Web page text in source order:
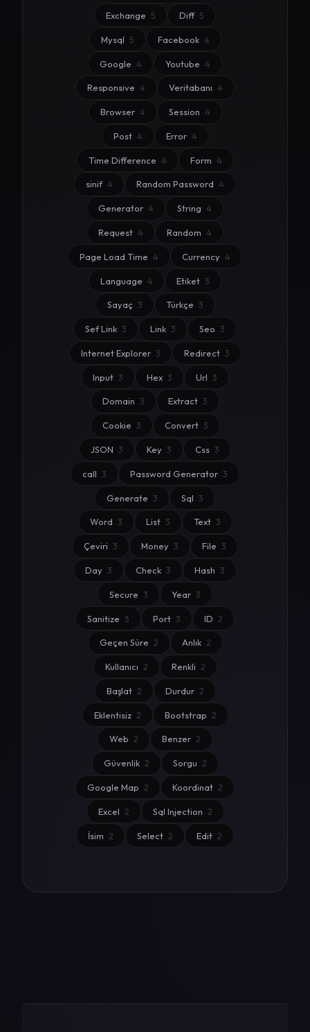
Exchange 5 Diff 5
Mysql 5 Facebook 4
Google 4 Youtube 4
Responsive 4 Veritabanı 4
Browser 4 Session 4
Post 4 Error 4
Time Difference 4 Form 4
sinif 4 Random Password 4
Generator 4 String 4
Request 4 Random 4
Page Load Time 4 Currency 4
Language 4 Etiket 3
Sayaç 3 Türkçe 3
Sef Link 3 Link 3 Seo 3
Internet Explorer 3 Redirect 3
Input 3 Hex 3 Url 3
Domain 3 Extract 3
Cookie 3 Convert 3
JSON 3 Key 3 Css 3
call 3 Password Generator 3
Generate 3 Sql 3
Word 3 List 3 Text 3
Çeviri 3 Money 3 File 3
Day 3 Check 3 Hash 3
Secure 3 Year 3
Sanitize 3 Port 3 ID 2
Geçen Süre 2 Anlık 2
Kullanıcı 2 Renkli 2
Başlat 2 Durdur 2
Eklentisiz 2 Bootstrap 2
Web 2 Benzer 2
Güvenlik 2 Sorgu 2
Google Map 2 Koordinat 2
Excel 2 Sql Injection 2
İsim 2 Select 2 Edit 2